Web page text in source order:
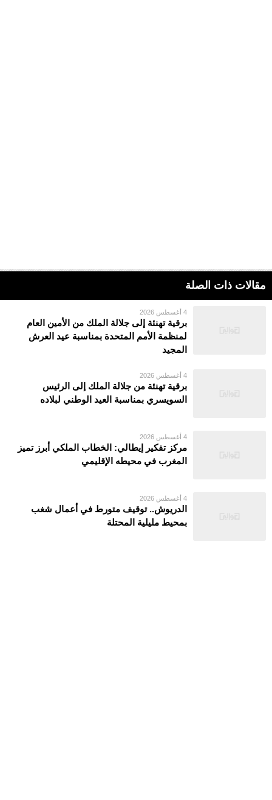
مقالات ذات الصلة
4 أغسطس 2026
برقية تهنئة إلى جلالة الملك من الأمين العام
لمنظمة الأمم المتحدة بمناسبة عيد العرش
المجيد
4 أغسطس 2026
برقية تهنئة من جلالة الملك إلى الرئيس
السويسري بمناسبة العيد الوطني لبلاده
4 أغسطس 2026
مركز تفكير إيطالي: الخطاب الملكي أبرز تميز
المغرب في محيطه الإقليمي
4 أغسطس 2026
الدريوش.. توقيف متورط في أعمال شغب
بمحيط مليلية المحتلة